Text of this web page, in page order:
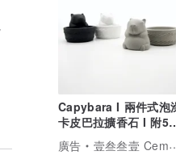
Capybara I 兩件式泡
卡皮巴拉擴香石 I 附
精油－馬年開運物
廣告
壹叁叁壹 Cementer No.1331